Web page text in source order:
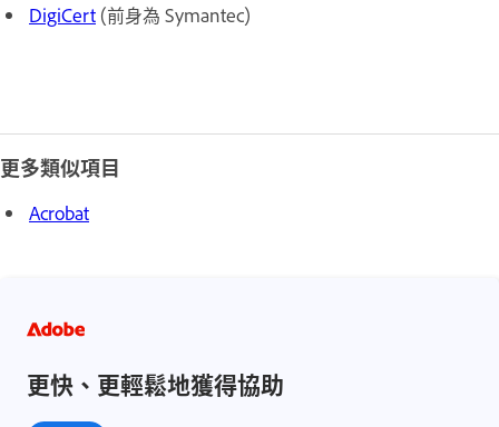
DigiCert (前身為 Symantec)
更多類似項目
Acrobat
更快、更輕鬆地獲得協助